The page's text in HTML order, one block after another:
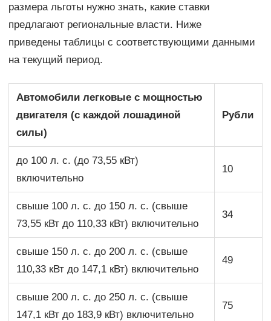
размера льготы нужно знать, какие ставки
предлагают региональные власти. Ниже
приведены таблицы с соответствующими данными
на текущий период.
Автомобили легковые с мощностью
двигателя (с каждой лошадиной
силы)
Рубли
до 100 л. с. (до 73,55 кВт)
включительно
10
свыше 100 л. с. до 150 л. с. (свыше
73,55 кВт до 110,33 кВт) включительно
34
свыше 150 л. с. до 200 л. с. (свыше
110,33 кВт до 147,1 кВт) включительно
49
свыше 200 л. с. до 250 л. с. (свыше
147,1 кВт до 183,9 кВт) включительно
75